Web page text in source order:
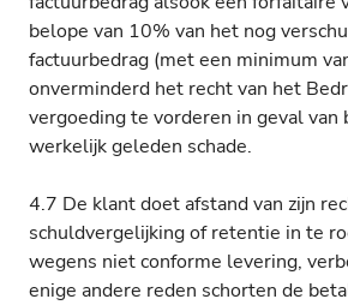
belope van 10% van het nog
factuurbedrag (met een minimum
onverminderd het recht van het
vergoeding te vorderen in geval van
werkelijk geleden schade.
4.7 De klant doet afstand van zijn
schuldvergelijking of retentie in te
wegens niet conforme levering,
enige andere reden schorten de